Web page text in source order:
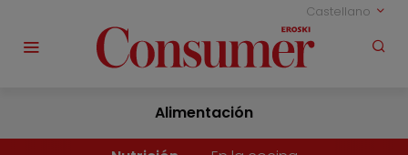
Castellano
Alimentación